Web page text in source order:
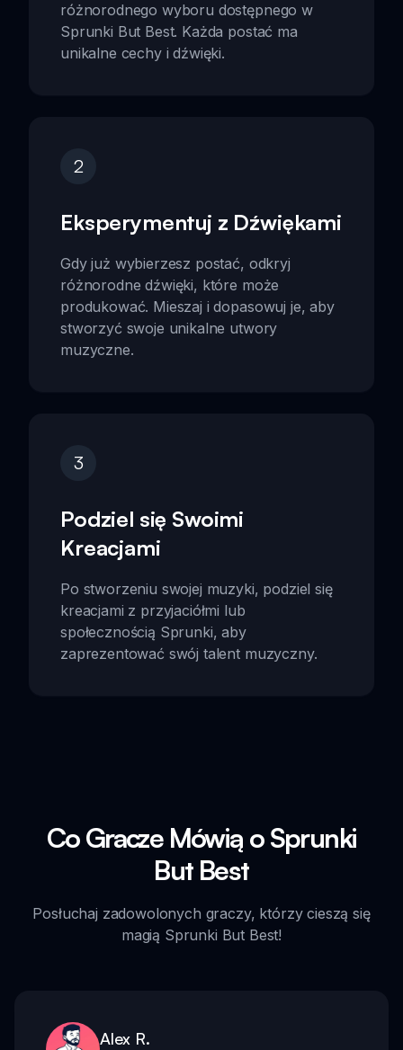
różnorodnego wyboru dostępnego w
Sprunki But Best. Każda postać ma
unikalne cechy i dźwięki.
2
Eksperymentuj z Dźwiękami
Gdy już wybierzesz postać, odkryj
różnorodne dźwięki, które może
produkować. Mieszaj i dopasowuj je, aby
stworzyć swoje unikalne utwory
muzyczne.
3
Podziel się Swoimi
Kreacjami
Po stworzeniu swojej muzyki, podziel się
kreacjami z przyjaciółmi lub
społecznością Sprunki, aby
zaprezentować swój talent muzyczny.
Co Gracze Mówią o Sprunki
But Best
Posłuchaj zadowolonych graczy, którzy cieszą się
magią Sprunki But Best!
Alex R.